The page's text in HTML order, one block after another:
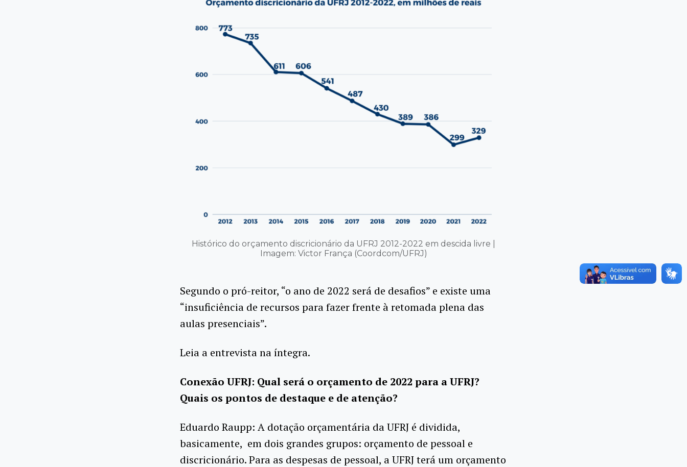
Histórico do orçamento discricionário da UFRJ 2012-2022 em descida livre |
Imagem: Victor França (Coordcom/UFRJ)
Segundo o pró-reitor, “o ano de 2022 será de desafios” e existe uma
“insuficiência de recursos para fazer frente à retomada plena das
aulas presenciais”.
Leia a entrevista na íntegra.
Conexão UFRJ: Qual será o orçamento de 2022 para a UFRJ?
Quais os pontos de destaque e de atenção?
Eduardo Raupp: A dotação orçamentária da UFRJ é dividida,
basicamente, em dois grandes grupos: orçamento de pessoal e
discricionário. Para as despesas de pessoal, a UFRJ terá um orçamento